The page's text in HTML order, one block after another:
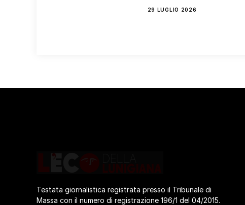
29 LUGLIO 2026
Testata giornalistica registrata presso il Tribunale di
Massa con il numero di registrazione 196/1 del 04/2015.